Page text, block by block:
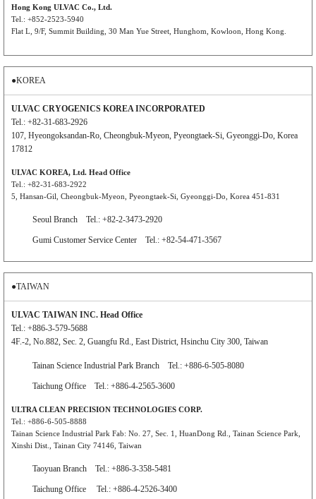
Hong Kong ULVAC Co., Ltd.
Tel.: +852-2523-5940
Flat L, 9/F, Summit Building, 30 Man Yue Street, Hunghom, Kowloon, Hong Kong.
●KOREA
ULVAC CRYOGENICS KOREA INCORPORATED
Tel.: +82-31-683-2926
107, Hyeongoksandan-Ro, Cheongbuk-Myeon, Pyeongtaek-Si, Gyeonggi-Do, Korea
17812
ULVAC KOREA, Ltd. Head Office
Tel.: +82-31-683-2922
5, Hansan-Gil, Cheongbuk-Myeon, Pyeongtaek-Si, Gyeonggi-Do, Korea 451-831
Seoul Branch Tel.: +82-2-3473-2920
Gumi Customer Service Center Tel.: +82-54-471-3567
●TAIWAN
ULVAC TAIWAN INC. Head Office
Tel.: +886-3-579-5688
4F.-2, No.882, Sec. 2, Guangfu Rd., East District, Hsinchu City 300, Taiwan
Tainan Science Industrial Park Branch Tel.: +886-6-505-8080
Taichung Office Tel.: +886-4-2565-3600
ULTRA CLEAN PRECISION TECHNOLOGIES CORP.
Tel.: +886-6-505-8888
Tainan Science Industrial Park Fab: No. 27, Sec. 1, HuanDong Rd., Tainan Science Park,
Xinshi Dist., Tainan City 74146, Taiwan
Taoyuan Branch Tel.: +886-3-358-5481
Taichung Office Tel.: +886-4-2526-3400